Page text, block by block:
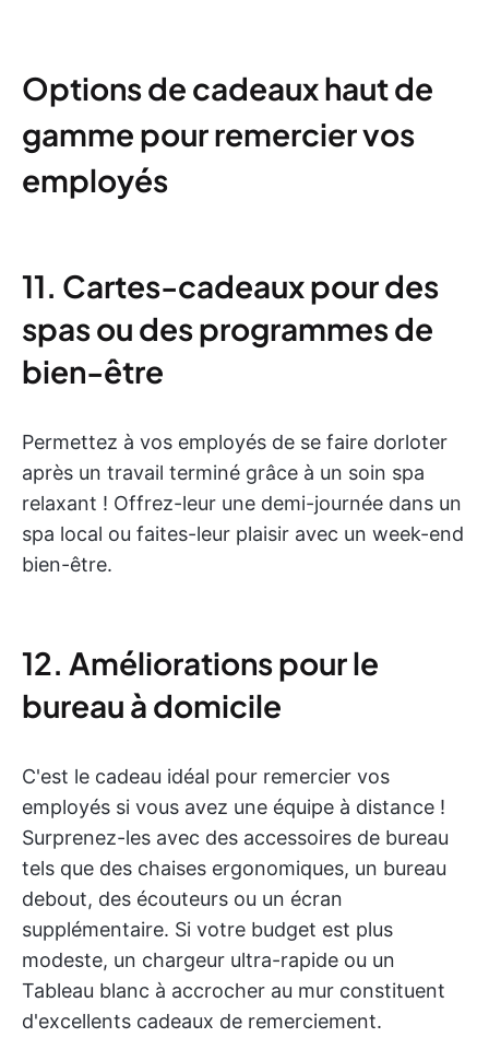
Options de cadeaux haut de
gamme pour remercier vos
employés
11. Cartes-cadeaux pour des
spas ou des programmes de
bien-être
Permettez à vos employés de se faire dorloter
après un travail terminé grâce à un soin spa
relaxant ! Offrez-leur une demi-journée dans un
spa local ou faites-leur plaisir avec un week-end
bien-être.
12. Améliorations pour le
bureau à domicile
C'est le cadeau idéal pour remercier vos
employés si vous avez une équipe à distance !
Surprenez-les avec des accessoires de bureau
tels que des chaises ergonomiques, un bureau
debout, des écouteurs ou un écran
supplémentaire. Si votre budget est plus
modeste, un chargeur ultra-rapide ou un
Tableau blanc à accrocher au mur constituent
d'excellents cadeaux de remerciement.